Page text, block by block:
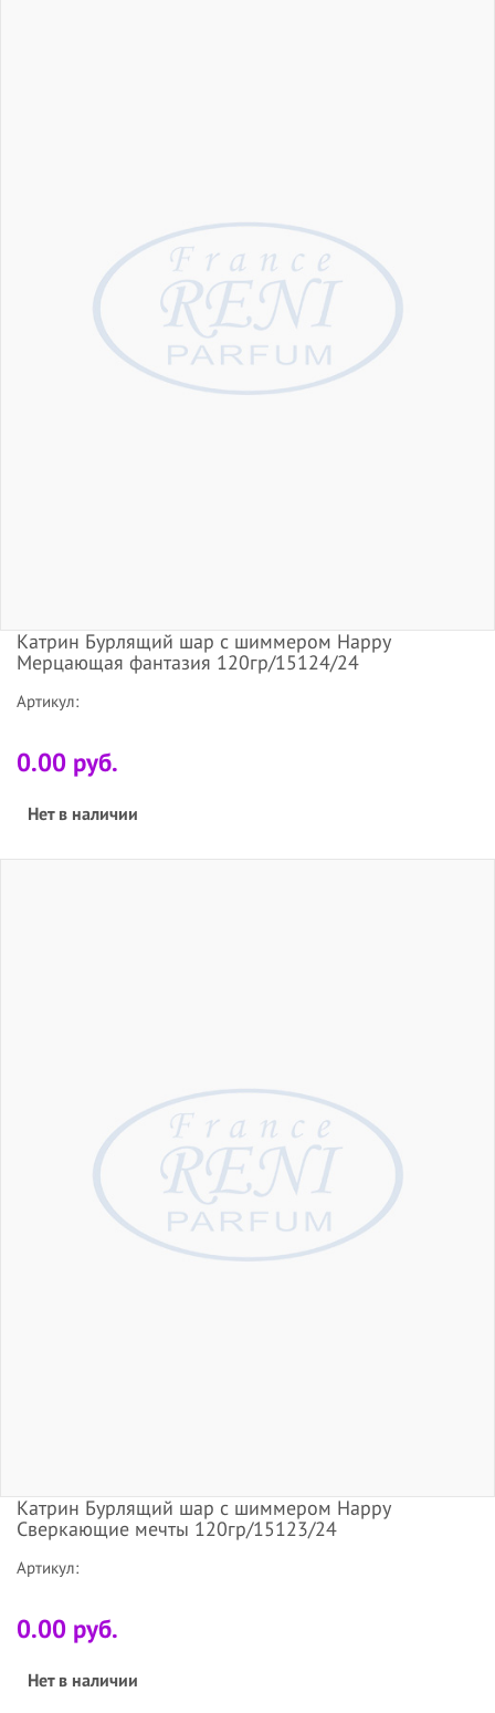
Катрин Бурлящий шар с шиммером Happy
Мерцающая фантазия 120гр/15124/24
Артикул:
0.00 руб.
Нет в наличии
Катрин Бурлящий шар с шиммером Happy
Сверкающие мечты 120гр/15123/24
Артикул:
0.00 руб.
Нет в наличии